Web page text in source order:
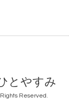
とやすみ
Reserved.